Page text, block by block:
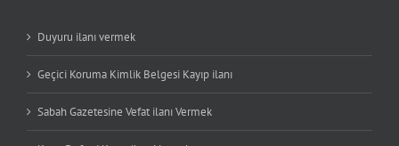
Duyuru ilanı vermek
Geçici Koruma Kimlik Belgesi Kayıp ilanı
Sabah Gazetesine Vefat ilanı Vermek